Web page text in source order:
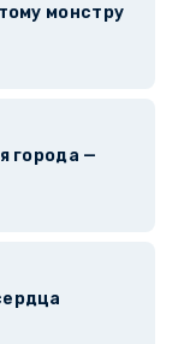
монстру
города —